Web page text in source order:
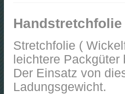
Stretchfolie (
leichtere
Der Einsatz von
Ladungsgewicht.